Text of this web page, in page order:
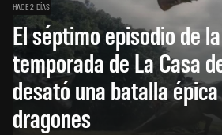
HACE 2 DÍAS
El séptimo episodio de
temporada de La Casa
desató una batalla
dragones